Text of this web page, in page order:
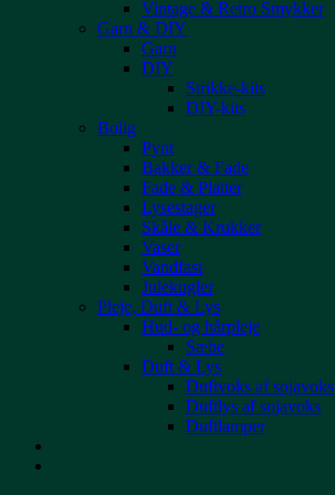
Vintage & Retro Smykker
Garn & DIY
Garn
DIY
Strikke-kits
DIY-kits
Bolig
Pynt
Bakker & Fade
Fade & Platter
Lysestager
Skåle & Krukker
Vaser
Vandfast
Julekugler
Pleje, Duft & Lys
Hud- og hårpleje
Sæbe
Duft & Lys
Duftvoks af sojavoks
Duftlys af sojavoks
Duftlamper